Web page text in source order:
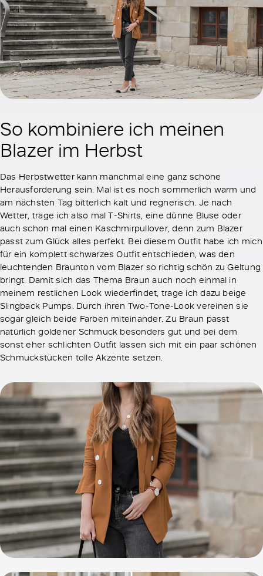
So kombiniere ich meinen
Blazer im Herbst
Das Herbstwetter kann manchmal eine ganz schöne
Herausforderung sein. Mal ist es noch sommerlich warm und
am nächsten Tag bitterlich kalt und regnerisch. Je nach
Wetter, trage ich also mal T-Shirts, eine dünne Bluse oder
auch schon mal einen Kaschmirpullover, denn zum Blazer
passt zum Glück alles perfekt. Bei diesem Outfit habe ich mich
für ein komplett schwarzes Outfit entschieden, was den
leuchtenden Braunton vom Blazer so richtig schön zu Geltung
bringt. Damit sich das Thema Braun auch noch einmal in
meinem restlichen Look wiederfindet, trage ich dazu beige
Slingback Pumps. Durch ihren Two-Tone-Look vereinen sie
sogar gleich beide Farben miteinander. Zu Braun passt
natürlich goldener Schmuck besonders gut und bei dem
sonst eher schlichten Outfit lassen sich mit ein paar schönen
Schmuckstücken tolle Akzente setzen.